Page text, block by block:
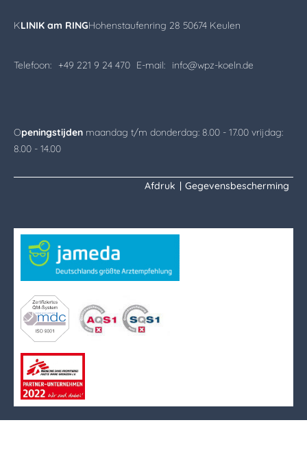
KLINIK am RINGHohenstaufenring 28 50674 Keulen
Telefoon: +49 221 9 24 470 E-mail: info@wpz-koeln.de
Openingstijden maandag t/m donderdag: 8.00 - 17.00 vrijdag:
8.00 - 14.00
Afdruk | Gegevensbescherming